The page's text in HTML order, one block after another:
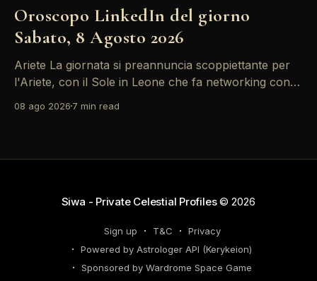
Oroscopo LinkedIn del giorno
Sabato, 8 Agosto 2026
Ariete La giornata si preannuncia scoppiettante per
l'Ariete, con il Sole in Leone che fa networking con la
d'oro per postare un aggiornamento che incapsuli la
08 ago 2026 7 min read
Siwa - Private Celestial Profiles© 2026
Sign up T&C
Privacy
Powered by Astrologer API (Kerykeion)
Sponsored by Wardrome Space Game